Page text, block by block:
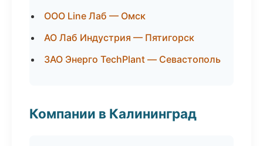
ООО Line Лаб — Омск
АО Лаб Индустрия — Пятигорск
ЗАО Энерго TechPlant — Севастополь
Компании в Калининград